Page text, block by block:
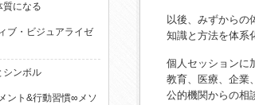
以後、みずからの
知識と方法を体系
個人セッションに
教育、医療、企業
公的機関からの相
質になる
ブ・ビジュアライゼ
シンボル
ント&行動習慣∞メソ